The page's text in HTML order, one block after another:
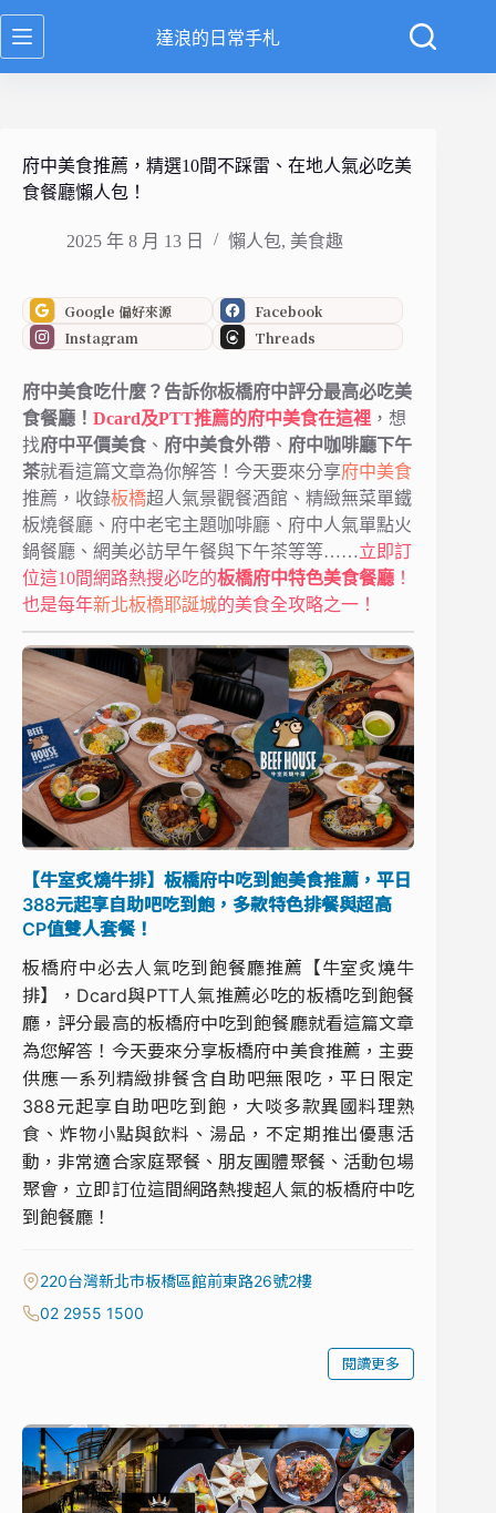
跳
至
達浪的日常手札
府中美食推薦，精選10間不踩雷、在地人氣必吃美
食餐廳懶人包！
2025 年 8 月 13 日 懶人包, 美食趣
Google 偏好來源
Facebook
Instagram
Threads
府中美食吃什麼？告訴你板橋府中評分最高必吃美
食餐廳！ Dcard及PTT推薦的府中美食在這裡 ，想
找府中平價美食 、 府中美食外帶 、 府中咖啡廳下午
茶就看這篇文章為你解答！今天要來分享府中美食
推薦，收錄板橋超人氣景觀餐酒館、精緻無菜單鐵
板燒餐廳、府中老宅主題咖啡廳、府中人氣單點火
鍋餐廳、網美必訪早午餐與下午茶等等……立即訂
位這10間網路熱搜必吃的板橋府中特色美食餐廳 ！
也是每年新北板橋耶誕城的美食全攻略之一！
【牛室炙燒牛排】板橋府中吃到飽美食推薦，平日
388元起享自助吧吃到飽，多款特色排餐與超高
CP值雙人套餐！
板橋府中必去人氣吃到飽餐廳推薦【牛室炙燒牛
排】，Dcard與PTT人氣推薦必吃的板橋吃到飽餐
廳，評分最高的板橋府中吃到飽餐廳就看這篇文章
為您解答！今天要來分享板橋府中美食推薦，主要
供應一系列精緻排餐含自助吧無限吃，平日限定
388元起享自助吧吃到飽，大啖多款異國料理熟
食、炸物小點與飲料、湯品，不定期推出優惠活
動，非常適合家庭聚餐、朋友團體聚餐、活動包場
聚會，立即訂位這間網路熱搜超人氣的板橋府中吃
到飽餐廳！
220台灣新北市板橋區館前東路26號2樓
02 2955 1500
閱讀更多